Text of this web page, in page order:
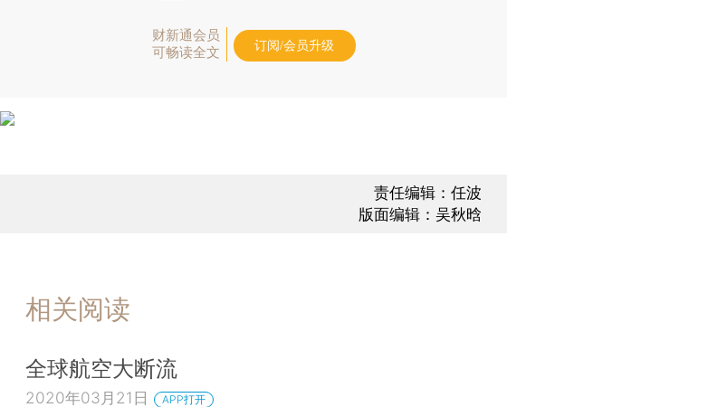
财新通会员
可畅读全文
订阅/会员升级
责任编辑：任波
版面编辑：吴秋晗
相关阅读
全球航空大断流
2020年03月21日 APP打开